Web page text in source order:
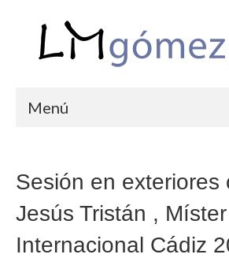
Menú
BODAS
COMUNIONES
CORPORATIVAS
Sesión en exteriores
Jesús Tristán , Míster
Internacional Cádiz